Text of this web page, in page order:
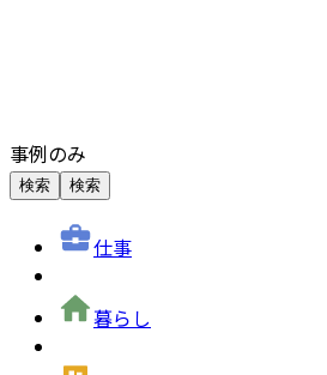
事例のみ
検索 検索
仕事
暮らし